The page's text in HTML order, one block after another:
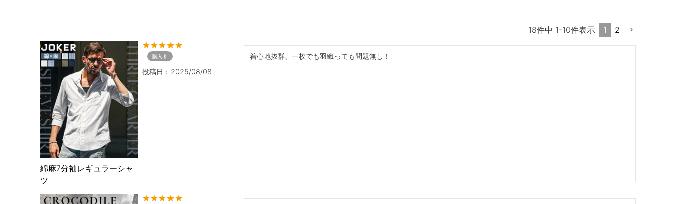
18件中 1-10件表示 1 2
綿麻7分袖レギュラーシャ
ツ
購入者
投稿日 2025/08/08
着心地抜群、一枚でも羽織っても問題無し！